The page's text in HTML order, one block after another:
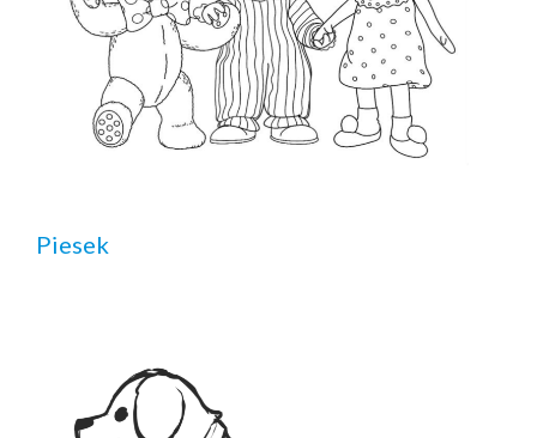
Piesek